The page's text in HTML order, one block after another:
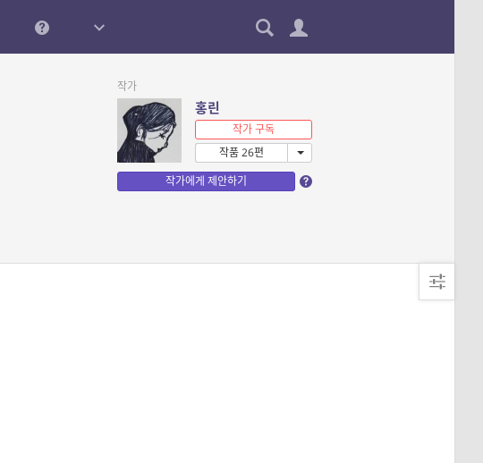
작가
홍린
작가 구독
작품 26편
작가에게 제안하기